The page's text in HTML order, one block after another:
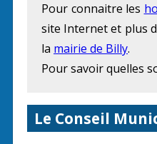
Pour connaitre les
site Internet et plus
la mairie de Billy.
Pour savoir quelles
Le Conseil